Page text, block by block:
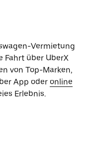
Vermietung
Fahrt über UberX
von Top-Marken,
App oder online
Erlebnis.